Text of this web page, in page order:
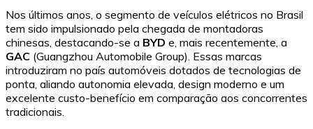
Nos últimos anos, o segmento de veículos elétricos no Brasil
tem sido impulsionado pela chegada de montadoras
chinesas, destacando-se a BYD e, mais recentemente, a
GAC (Guangzhou Automobile Group). Essas marcas
introduziram no país automóveis dotados de tecnologias de
ponta, aliando autonomia elevada, design moderno e um
excelente custo-benefício em comparação aos concorrentes
tradicionais.